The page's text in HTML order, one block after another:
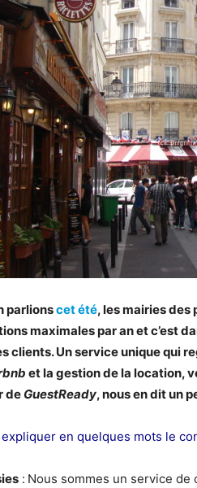
parlionscet été, les mairies
maximales par an et c’est
clients. Un service unique qui
et la gestion de la location,
de GuestReady, nous en dit un
en quelques mots le
: Nous sommes un service